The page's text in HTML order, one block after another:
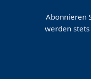
Abonnieren
werden